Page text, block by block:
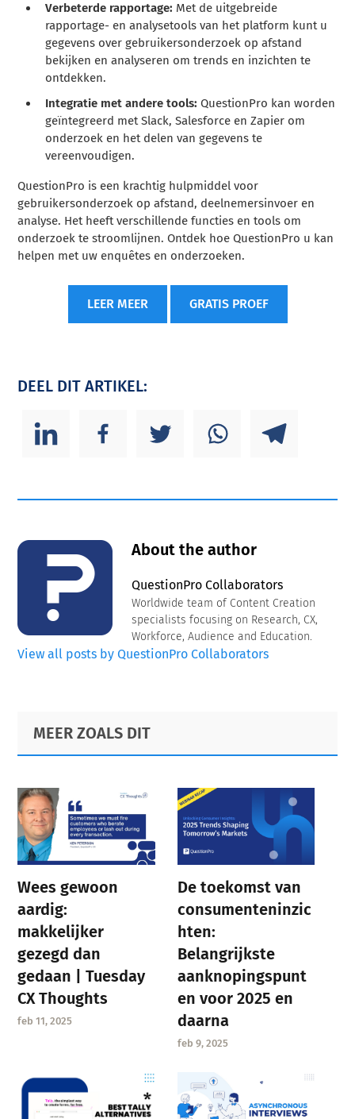
Verbeterde rapportage: Met de uitgebreide
rapportage- en analysetools van het platform kunt u
gegevens over gebruikersonderzoek op afstand
bekijken en analyseren om trends en inzichten te
ontdekken.
Integratie met andere tools: QuestionPro kan worden
geïntegreerd met Slack, Salesforce en Zapier om
onderzoek en het delen van gegevens te
vereenvoudigen.
QuestionPro is een krachtig hulpmiddel voor
gebruikersonderzoek op afstand, deelnemersinvoer en
analyse. Het heeft verschillende functies en tools om
onderzoek te stroomlijnen. Ontdek hoe QuestionPro u kan
helpen met uw enquêtes en onderzoeken.
LEER MEER GRATIS PROEF
DEEL DIT ARTIKEL:
About the author
QuestionPro Collaborators
Worldwide team of Content Creation
specialists focusing on Research, CX,
Workforce, Audience and Education.
View all posts by QuestionPro Collaborators
Primary
Sidebar
Footer
MEER ZOALS DIT
Wees gewoon
aardig:
makkelijker
gezegd dan
gedaan | Tuesday
CX Thoughts
feb 11, 2025
De toekomst van
consumenteninzic
hten:
Belangrijkste
aanknopingspunt
en voor 2025 en
daarna
feb 9, 2025